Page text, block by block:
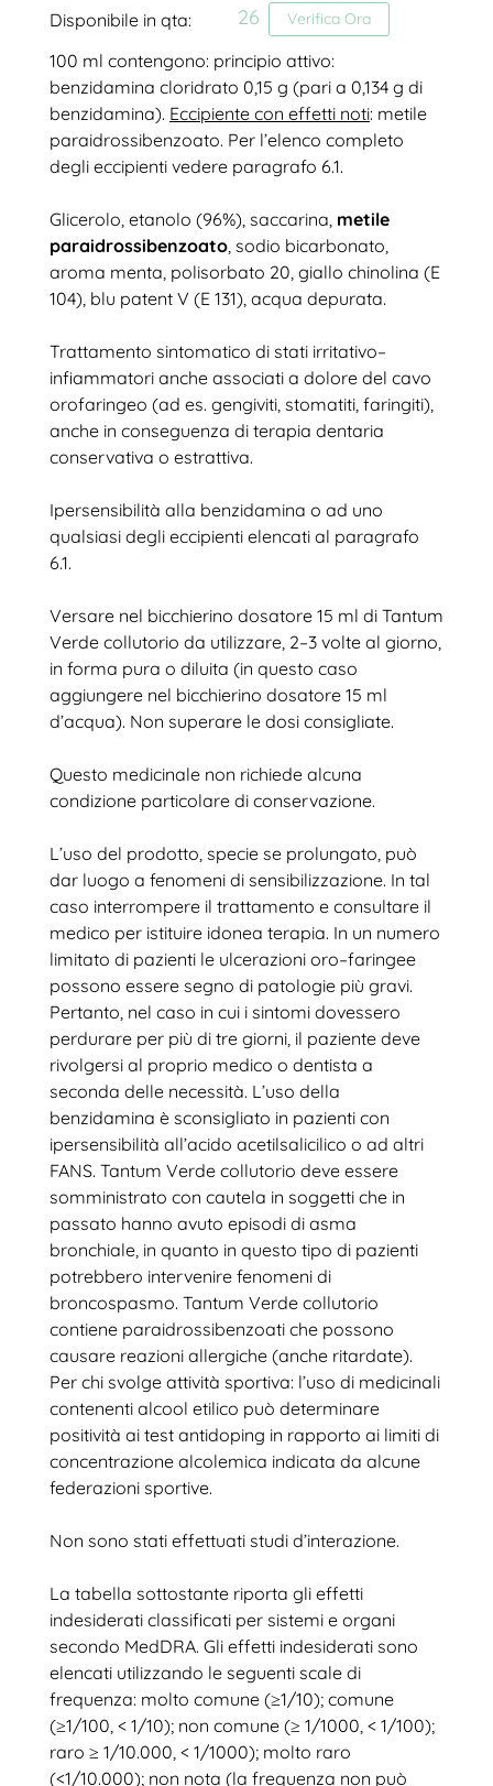
Disponibile in qta:
Verifica Ora
26
100 ml contengono: principio attivo:
benzidamina cloridrato 0,15 g (pari a 0,134 g di
benzidamina). Eccipiente con effetti noti: metile
paraidrossibenzoato. Per l’elenco completo
degli eccipienti vedere paragrafo 6.1.
Glicerolo, etanolo (96%), saccarina, metile
paraidrossibenzoato, sodio bicarbonato,
aroma menta, polisorbato 20, giallo chinolina (E
104), blu patent V (E 131), acqua depurata.
Trattamento sintomatico di stati irritativo–
infiammatori anche associati a dolore del cavo
orofaringeo (ad es. gengiviti, stomatiti, faringiti),
anche in conseguenza di terapia dentaria
conservativa o estrattiva.
Ipersensibilità alla benzidamina o ad uno
qualsiasi degli eccipienti elencati al paragrafo
6.1.
Versare nel bicchierino dosatore 15 ml di Tantum
Verde collutorio da utilizzare, 2–3 volte al giorno,
in forma pura o diluita (in questo caso
aggiungere nel bicchierino dosatore 15 ml
d’acqua). Non superare le dosi consigliate.
Questo medicinale non richiede alcuna
condizione particolare di conservazione.
L’uso del prodotto, specie se prolungato, può
dar luogo a fenomeni di sensibilizzazione. In tal
caso interrompere il trattamento e consultare il
medico per istituire idonea terapia. In un numero
limitato di pazienti le ulcerazioni oro–faringee
possono essere segno di patologie più gravi.
Pertanto, nel caso in cui i sintomi dovessero
perdurare per più di tre giorni, il paziente deve
rivolgersi al proprio medico o dentista a
seconda delle necessità. L’uso della
benzidamina è sconsigliato in pazienti con
ipersensibilità all’acido acetilsalicilico o ad altri
FANS. Tantum Verde collutorio deve essere
somministrato con cautela in soggetti che in
passato hanno avuto episodi di asma
bronchiale, in quanto in questo tipo di pazienti
potrebbero intervenire fenomeni di
broncospasmo. Tantum Verde collutorio
contiene paraidrossibenzoati che possono
causare reazioni allergiche (anche ritardate).
Per chi svolge attività sportiva: l’uso di medicinali
contenenti alcool etilico può determinare
positività ai test antidoping in rapporto ai limiti di
concentrazione alcolemica indicata da alcune
federazioni sportive.
Non sono stati effettuati studi d’interazione.
La tabella sottostante riporta gli effetti
indesiderati classificati per sistemi e organi
secondo MedDRA. Gli effetti indesiderati sono
elencati utilizzando le seguenti scale di
frequenza: molto comune (≥1/10); comune
(≥1/100, < 1/10); non comune (≥ 1/1000, < 1/100);
raro ≥ 1/10.000, < 1/1000); molto raro
(<1/10.000); non nota (la frequenza non può